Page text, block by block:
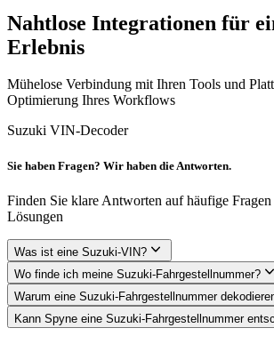
Nahtlose Integrationen für
Erlebnis
Mühelose Verbindung mit Ihren Tools und
Optimierung Ihres Workflows
Suzuki VIN-Decoder
Sie haben Fragen? Wir haben die Antworten.
Finden Sie klare Antworten auf häufige
Lösungen
Was ist eine Suzuki-VIN?
Wo finde ich meine Suzuki-Fahrgestellnummer?
Warum eine Suzuki-Fahrgestellnummer
Kann Spyne eine Suzuki-Fahrgestellnummer